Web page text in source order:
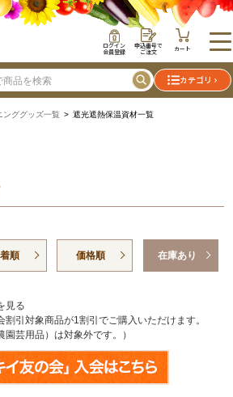
ログイン
会員登録
申込番号で
ご注文 カート
カテゴリ
ンググッズ一覧 > 遮光遮熱保温資材一覧
順 価格順 在庫あり
見る
引対象商品が1割引でご購入いただけます。
芸用品）は対象外です。）